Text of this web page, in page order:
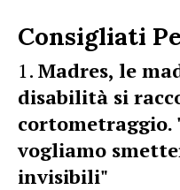
Consigliati
Madres, le
disabilità si
cortometraggio.
vogliamo
invisibili"